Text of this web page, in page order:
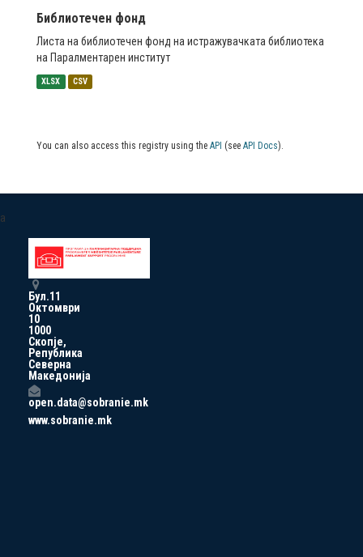
Библиотечен фонд
Листа на библиотечен фонд на истражувачката библиотека
на Паралментарен институт
XLSX CSV
You can also access this registry using the API (see API Docs).
a
Бул.11
Октомври
10
1000
Скопје,
Република
Северна
Македонија
open.data@sobranie.mk
www.sobranie.mk